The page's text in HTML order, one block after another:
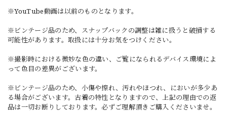
※YouTube動画は以前のものとなります。
※ビンテージ品のため、スナップバックの調整は雑に扱うと破損する
可能性があります。取扱には十分お気をつけください。
※撮影時における微妙な色の違い、ご覧になられるデバイス環境によ
って色目の差異がございます。
※ビンテージ品のため、小傷や擦れ、汚れやほつれ、においが多少あ
る場合がございます。古着の特性となりますので、上記の理由での返
品は一切お断りしております。必ずご理解頂きご購入くださいませ。